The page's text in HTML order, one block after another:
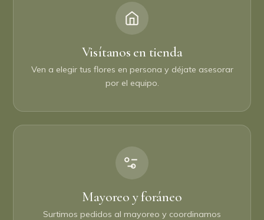
Visítanos en tienda
Ven a elegir tus flores en persona y déjate asesorar
por el equipo.
Mayoreo y foráneo
Surtimos pedidos al mayoreo y coordinamos